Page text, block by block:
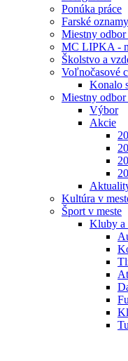
Ponúka práce
Farské oznamy
Miestny
MC LIPKA -
Školstvo a
Voľnočasové
Konalo
Miestny
Výbor
Akcie
Kultúra v
Šport v meste
Kluby a